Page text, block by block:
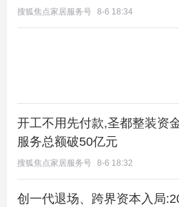
所有这些动作，如果单独看，
搜狐焦点家居服务号 8-6 18:34
开工不用先付款,圣都整装资
服务总额破50亿元
搜狐焦点家居服务号 8-6 18:32
创一代退场、跨界资本入局